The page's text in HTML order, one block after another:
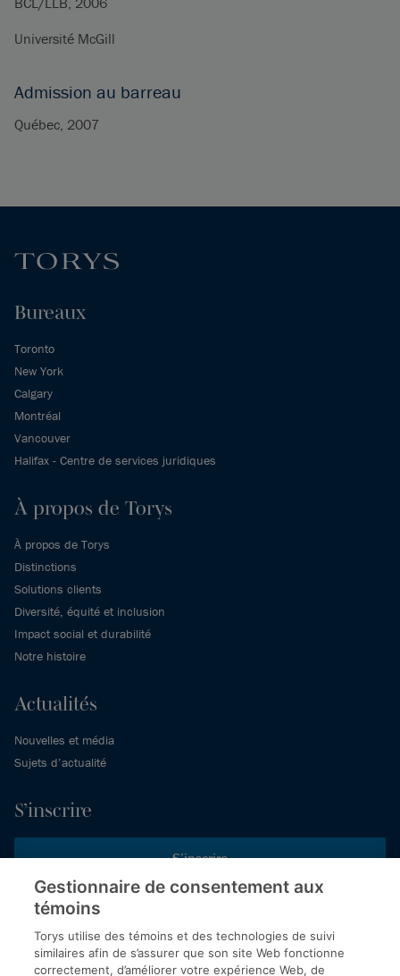
Université McGill
Admission au barreau
Québec, 2007
Bureaux
Toronto
New York
Calgary
Montréal
Vancouver
Halifax - Centre de services juridiques
À propos de Torys
À propos de Torys
Distinctions
Solutions clients
Diversité, équité et inclusion
Impact social et durabilité
Notre histoire
Actualités
Nouvelles et média
Sujets d’actualité
S’inscrire
S’inscrire
Inscrivez-vous aux publications de Torys pour recevoir nos derniers
commentaires, notre calendrier de webinaires et d’événements et
plus encore.
Gestionnaire de consentement aux
témoins
Torys utilise des témoins et des technologies de suivi
similaires afin de s’assurer que son site Web fonctionne
correctement, d’améliorer votre expérience Web, de